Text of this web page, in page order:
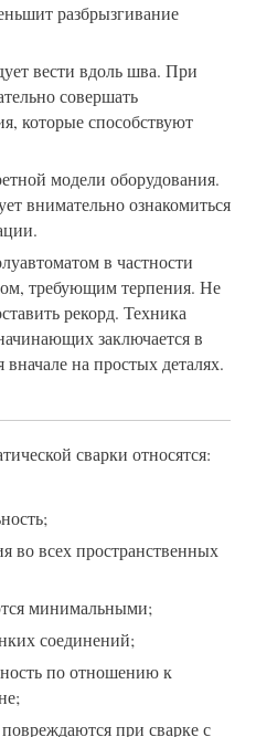
разбрызгивание
вести вдоль шва. При
совершать
которые способствуют
модели оборудования.
внимательно ознакомиться
в частности
требующим терпения. Не
рекорд. Техника
заключается в
на простых деталях.
сварки относятся:
во всех пространственных
минимальными;
соединений;
по отношению к
при сварке с